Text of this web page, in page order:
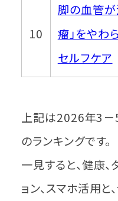
10
脚の血管が
瘤」をやわ
セルフケア
上記は2026年3－
のランキングです。
一見すると、健康、
ョン、スマホ活用